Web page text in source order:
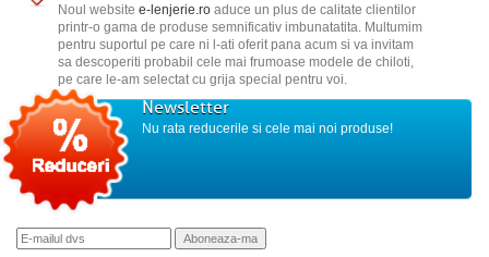
Noul website e-lenjerie.roaduce un plus de calitate clientilor
printr-o gama de produse semnificativ imbunatatita. Multumim
pentru suportul pe care ni l-ati oferit pana acum si va invitam
sa descoperiti probabil cele mai frumoase modele de chiloti,
pe care le-am selectat cu grija special pentru voi.
Newsletter
Nu rata reducerile si cele mai noi produse!